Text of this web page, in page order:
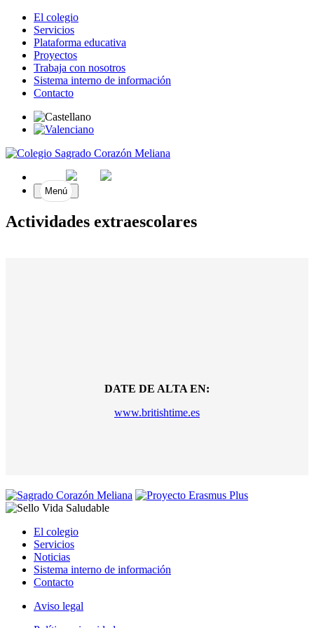
El colegio
Servicios
Plataforma educativa
Proyectos
Trabaja con nosotros
Sistema interno de información
Contacto
Menú
Actividades extraescolares
DATE DE ALTA EN:
www.britishtime.es
El colegio
Servicios
Noticias
Sistema interno de información
Contacto
Aviso legal